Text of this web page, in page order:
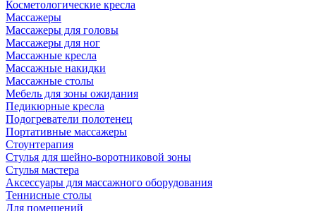
Косметологические кресла
Массажеры
Массажеры для головы
Массажеры для ног
Массажные кресла
Массажные накидки
Массажные столы
Мебель для зоны ожидания
Педикюрные кресла
Подогреватели полотенец
Портативные массажеры
Стоунтерапия
Стулья для шейно-воротниковой зоны
Стулья мастера
Аксессуары для массажного оборудования
Теннисные столы
Для помещений